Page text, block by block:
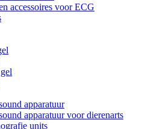
accessoires voor ECG
apparatuur
apparatuur voor dierenarts
units